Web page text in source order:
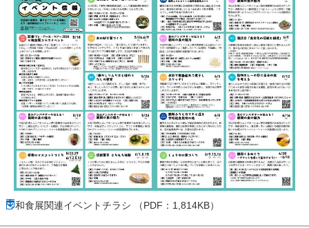
和食展関連イベントチラシ （PDF：1,814KB）